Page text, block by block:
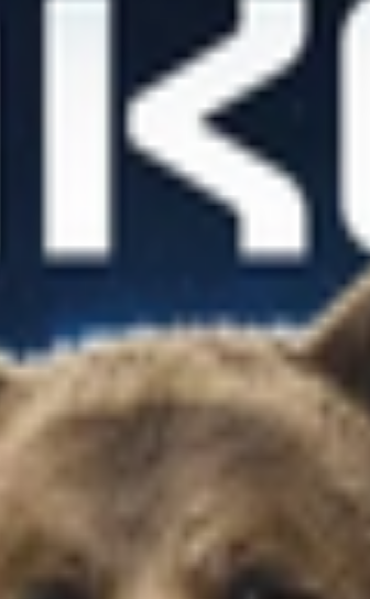
Фреш.
poloxamine 1307, parfum, aminomethyl
linalool, ci 42051, ci 60730, ci 19140.
benzoate, sodium chloride, sodium